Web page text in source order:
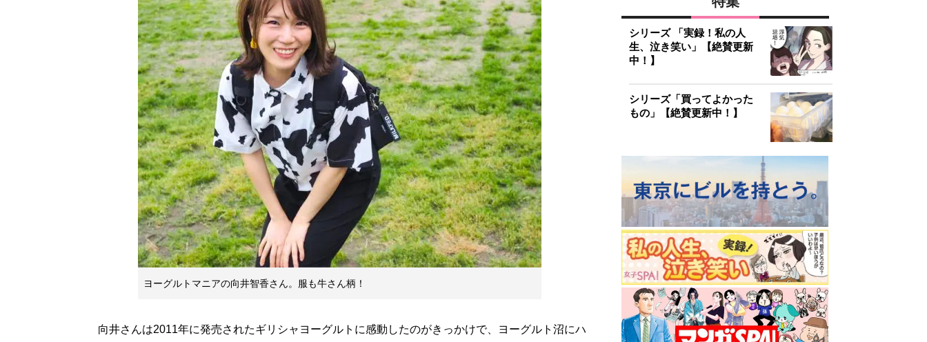
ヨーグルトマニアの向井智香さん。服も牛さん柄！
向井さんは2011年に発売されたギリシャヨーグルトに感動したのがきっかけで、ヨーグルト沼にハ
シリーズ 「実録！私の人
生、泣き笑い」【絶賛更新
中！】
シリーズ「買ってよかった
もの」【絶賛更新中！】